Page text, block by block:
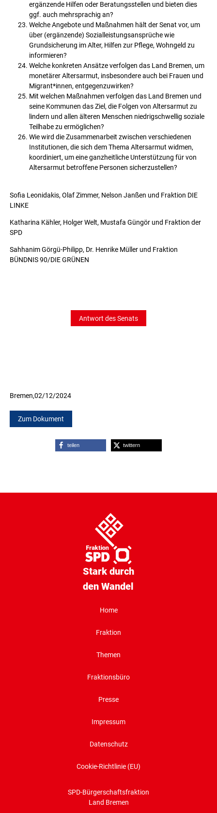
ergänzende Hilfen oder Beratungsstellen und bieten dies
ggf. auch mehrsprachig an?
Welche Angebote und Maßnahmen hält der Senat vor, um
über (ergänzende) Sozialleistungsansprüche wie
Grundsicherung im Alter, Hilfen zur Pflege, Wohngeld zu
informieren?
Welche konkreten Ansätze verfolgen das Land Bremen, um
monetärer Altersarmut, insbesondere auch bei Frauen und
Migrant*innen, entgegenzuwirken?
Mit welchen Maßnahmen verfolgen das Land Bremen und
seine Kommunen das Ziel, die Folgen von Altersarmut zu
lindern und allen älteren Menschen niedrigschwellig soziale
Teilhabe zu ermöglichen?
Wie wird die Zusammenarbeit zwischen verschiedenen
Institutionen, die sich dem Thema Altersarmut widmen,
koordiniert, um eine ganzheitliche Unterstützung für von
Altersarmut betroffene Personen sicherzustellen?
Sofia Leonidakis, Olaf Zimmer, Nelson Janßen und Fraktion DIE
LINKE
Katharina Kähler, Holger Welt, Mustafa Güngör und Fraktion der
SPD
Sahhanim Görgü-Philipp, Dr. Henrike Müller und Fraktion
BÜNDNIS 90/DIE GRÜNEN
Antwort des Senats
Bremen,02/12/2024
Zum Dokument
teilen twittern
Stark durch
den Wandel
Home
Fraktion
Themen
Fraktionsbüro
Presse
Impressum
Datenschutz
Cookie-Richtlinie (EU)
SPD-Bürgerschaftsfraktion
Land Bremen